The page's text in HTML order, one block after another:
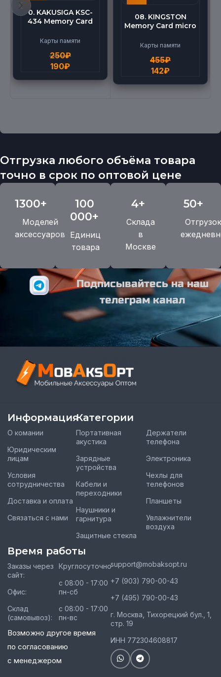
0. KAKUSIGA KSC-
434 Memory Card
High Speed (4G)
Карты памяти
250₽
190₽
08. KINGSTON
Memory Card micro
Карты памяти
455₽
142₽
Отгрузка любого объёма товара
точно в срок по оптовой цене
1300+
Моделей
аксессуаров
100
000+
Единиц
товара
4+
Склада
в
Москве
50+
Отгрузок
Подписывайтесь на наш
телеграм канал
Информация
О комании
Юридическим
лицам
Условия
сотрудничества
Доставка и оплата
Связаться с нами
Категории
Портативная
акустика
Зарядные
устройства
Кабели и
переходники
Наушники и
гарнитура
Защитные стекла
Держатели
телефона
Электроника
Чехлы для
телефонов
Планшеты
Увлажнители
воздуха
Время работы
Заказы через
сайт:
Офис:
Склад
(самовывоз):
Круглосуточно
с 08:00 - 17:00
пн-сб
с 08:00 - 17:00
пн-вс
Возможно другое время
по согласованию
с менеджером
support@mobaksopt.ru
+7 (903) 790-00-43
+7 (495) 790-00-43
г. Москва, Тихорецкий бул., 1,
стр. 19
ИНН 772304608817